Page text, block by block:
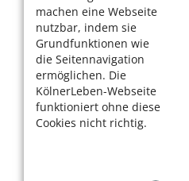
machen eine Webseite
nutzbar, indem sie
Grundfunktionen wie
die Seitennavigation
ermöglichen. Die
KölnerLeben-Webseite
funktioniert ohne diese
Cookies nicht richtig.